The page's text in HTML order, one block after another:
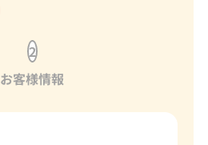
2
お客様情報